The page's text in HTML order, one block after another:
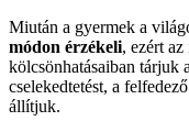
Miután a gyermek a
módon érzékeli, ezért az
kölcsönhatásaiban tárjuk
cselekedtetést, a
állítjuk.